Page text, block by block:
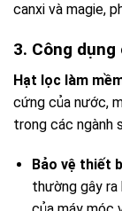
canxi và magie,
3. Công
Hạt lọc làm
cứng của nước,
trong các ngành
Bảo vệ thiết
thường gây ra